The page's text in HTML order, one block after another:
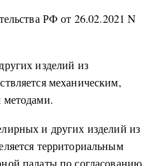
РФ от 26.02.2021 N
изделий из
механическим,
методами.
и других изделий из
территориальным
палаты по согласованию